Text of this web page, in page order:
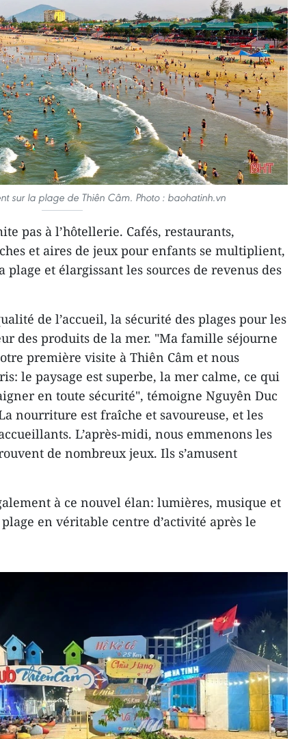
sur la plage de Thiên Câm. Photo : baohatinh.vn
pas à l’hôtellerie. Cafés, restaurants,
et aires de jeux pour enfants se multiplient,
et élargissant les sources de revenus des
de l’accueil, la sécurité des plages pour les
des produits de la mer. "Ma famille séjourne
première visite à Thiên Câm et nous
le paysage est superbe, la mer calme, ce qui
en toute sécurité", témoigne Nguyên Duc
nourriture est fraîche et savoureuse, et les
L’après-midi, nous emmenons les
de nombreux jeux. Ils s’amusent
à ce nouvel élan: lumières, musique et
en véritable centre d’activité après le